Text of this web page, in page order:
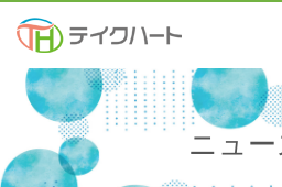
ニュー